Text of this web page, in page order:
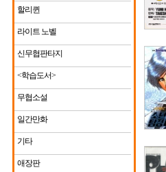
할리퀸
라이트 노벨
신무협판타지
<학습도서>
무협소설
일간만화
기타
애장판